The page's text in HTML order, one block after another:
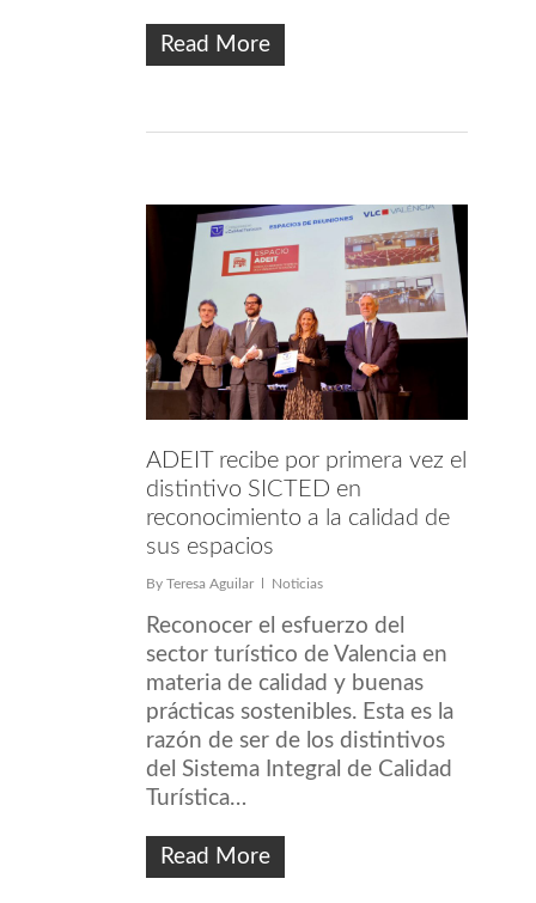
Read More
ADEIT recibe por primera vez el
distintivo SICTED en
reconocimiento a la calidad de
sus espacios
By Teresa Aguilar Noticias
Reconocer el esfuerzo del
sector turístico de Valencia en
materia de calidad y buenas
prácticas sostenibles. Esta es la
razón de ser de los distintivos
del Sistema Integral de Calidad
Turística…
Read More